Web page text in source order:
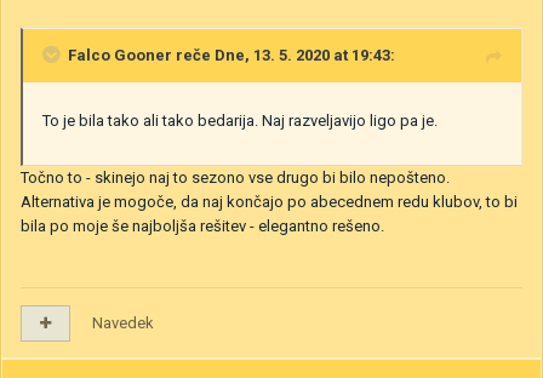
Falco Gooner reče Dne, 13. 5. 2020 at 19:43:
To je bila tako ali tako bedarija. Naj razveljavijo ligo pa je.
Točno to - skinejo naj to sezono vse drugo bi bilo nepošteno.
Alternativa je mogoče, da naj končajo po abecednem redu klubov, to bi
bila po moje še najboljša rešitev - elegantno rešeno.
Navedek